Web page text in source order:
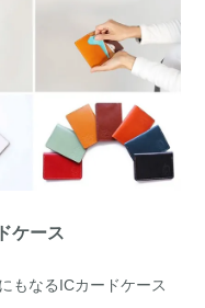
ケース
もなるICカードケース